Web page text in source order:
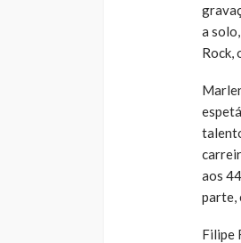
a
Rock,
aos
parte,
Filipe